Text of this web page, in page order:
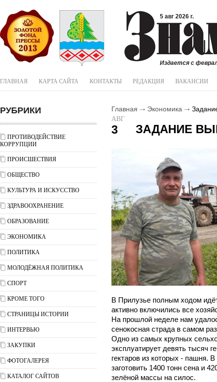
5 авг 2026 г.
Издается с
ГЛАВНАЯ КАРТА САЙТА КОНТАКТЫ РЕДАКЦИЯ ВАКАНСИИ
РУБРИКИ
ПРОТИВОДЕЙСТВИЕ
КОРРУПЦИИ
ПРОИСШЕСТВИЯ
ОБЩЕСТВО
КУЛЬТУРА И ИСКУССТВО
ЗДРАВООХРАНЕНИЕ
ОБРАЗОВАНИЕ
ЭКОНОМИКА
ПОЛИТИКА
МОЛОДЁЖНАЯ ПОЛИТИКА
СПОРТ
КРОМЕ ТОГО
СТРАНИЦЫ ИСТОРИИ
ИНТЕРВЬЮ
ЗАКУПКИ
ФОТОГАЛЕРЕЯ
КАТАЛОГ САЙТОВ
Главная Экономика
АВГ
3 ЗАДАНИЕ
В Прилузье полным ходом
активно включились все
На прошлой неделе нам
сенокосная страда в самом
Одно из самых крупных
эксплуатирует девять тысяч
гектаров из которых - пашня.
заготовить 1400 тонн сена и
зелёной массы на силос.